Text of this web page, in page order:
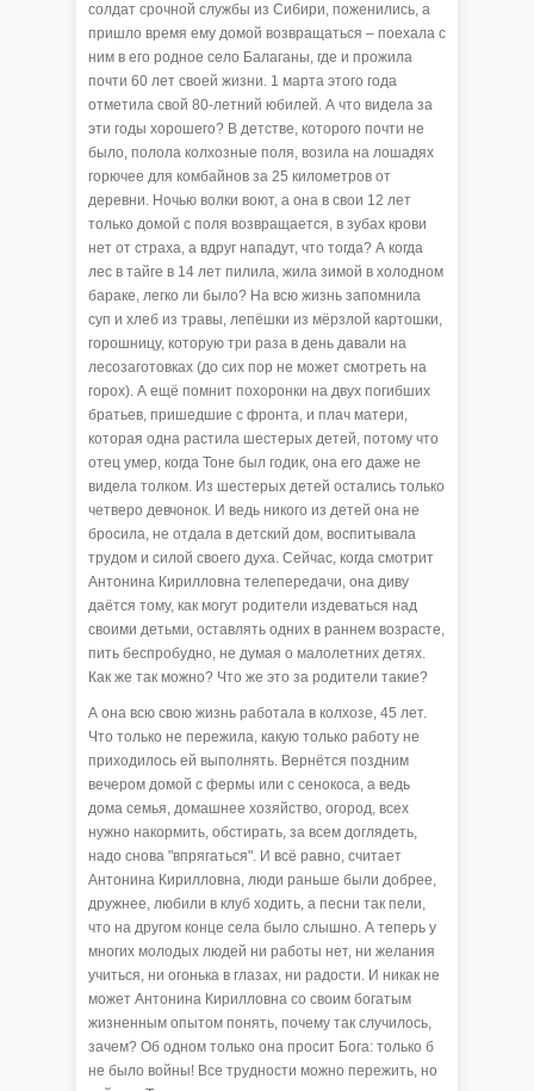
солдат срочной службы из Сибири, поженились, а
пришло время ему домой возвращаться – поехала с
ним в его родное село Балаганы, где и прожила
почти 60 лет своей жизни. 1 марта этого года
отметила свой 80-летний юбилей. А что видела за
эти годы хорошего? В детстве, которого почти не
было, полола колхозные поля, возила на лошадях
горючее для комбайнов за 25 километров от
деревни. Ночью волки воют, а она в свои 12 лет
только домой с поля возвращается, в зубах крови
нет от страха, а вдруг нападут, что тогда? А когда
лес в тайге в 14 лет пилила, жила зимой в холодном
бараке, легко ли было? На всю жизнь запомнила
суп и хлеб из травы, лепёшки из мёрзлой картошки,
горошницу, которую три раза в день давали на
лесозаготовках (до сих пор не может смотреть на
горох). А ещё помнит похоронки на двух погибших
братьев, пришедшие с фронта, и плач матери,
которая одна растила шестерых детей, потому что
отец умер, когда Тоне был годик, она его даже не
видела толком. Из шестерых детей остались только
четверо девчонок. И ведь никого из детей она не
бросила, не отдала в детский дом, воспитывала
трудом и силой своего духа. Сейчас, когда смотрит
Антонина Кирилловна телепередачи, она диву
даётся тому, как могут родители издеваться над
своими детьми, оставлять одних в раннем возрасте,
пить беспробудно, не думая о малолетних детях.
Как же так можно? Что же это за родители такие?
А она всю свою жизнь работала в колхозе, 45 лет.
Что только не пережила, какую только работу не
приходилось ей выполнять. Вернётся поздним
вечером домой с фермы или с сенокоса, а ведь
дома семья, домашнее хозяйство, огород, всех
нужно накормить, обстирать, за всем доглядеть,
надо снова "впрягаться". И всё равно, считает
Антонина Кирилловна, люди раньше были добрее,
дружнее, любили в клуб ходить, а песни так пели,
что на другом конце села было слышно. А теперь у
многих молодых людей ни работы нет, ни желания
учиться, ни огонька в глазах, ни радости. И никак не
может Антонина Кирилловна со своим богатым
жизненным опытом понять, почему так случилось,
зачем? Об одном только она просит Бога: только б
не было войны! Все трудности можно пережить, но